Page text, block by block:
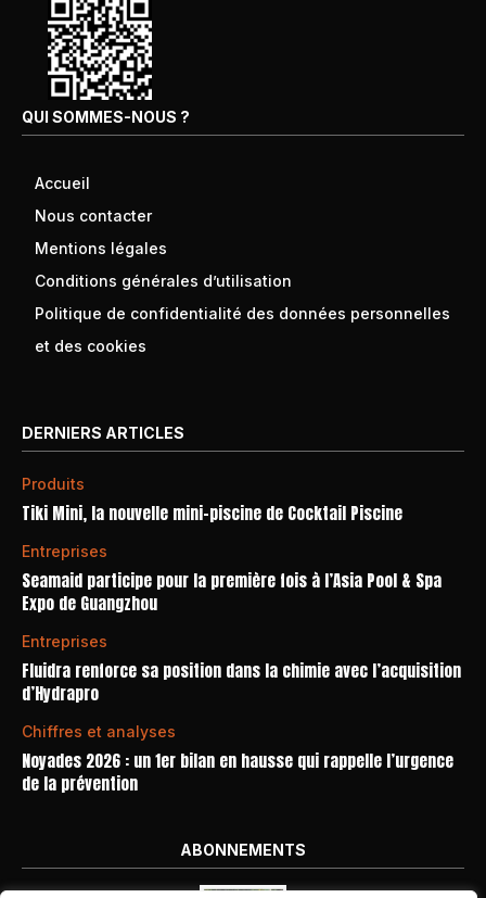
QUI SOMMES-NOUS ?
Accueil
Nous contacter
Mentions légales
Conditions générales d’utilisation
Politique de confidentialité des données personnelles
et des cookies
DERNIERS ARTICLES
Produits
Tiki Mini, la nouvelle mini-piscine de Cocktail Piscine
Entreprises
Seamaid participe pour la première fois à l’Asia Pool & Spa
Expo de Guangzhou
Entreprises
Fluidra renforce sa position dans la chimie avec l’acquisition
d’Hydrapro
Chiffres et analyses
Noyades 2026 : un 1er bilan en hausse qui rappelle l’urgence
de la prévention
ABONNEMENTS